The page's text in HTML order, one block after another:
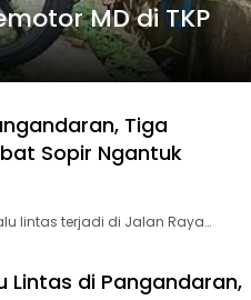
MD di TKP
Tiga
Sopir Ngantuk
lalu lintas terjadi di Jalan Raya…
Lintas di Pangandaran,